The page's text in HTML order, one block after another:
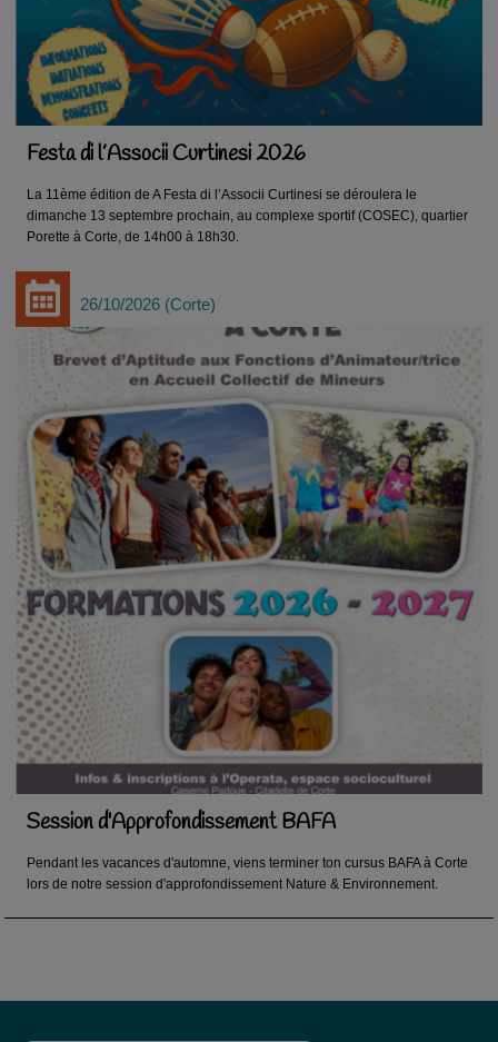
Festa di l’Associi Curtinesi 2026
La 11ème édition de A Festa di l’Associi Curtinesi se déroulera le
dimanche 13 septembre prochain, au complexe sportif (COSEC), quartier
Porette à Corte, de 14h00 à 18h30.
26/10/2026 Corte
Session d'Approfondissement BAFA
Pendant les vacances d'automne, viens terminer ton cursus BAFA à Corte
lors de notre session d'approfondissement Nature & Environnement.